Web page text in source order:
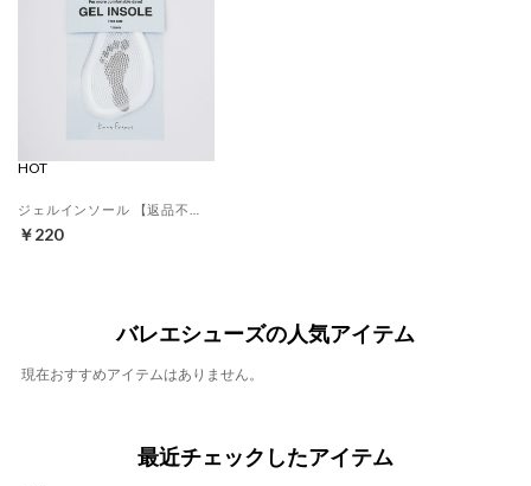
HOT
￥220
バレエシューズの人気アイテム
現在おすすめアイテムはありません。
最近チェックしたアイテム